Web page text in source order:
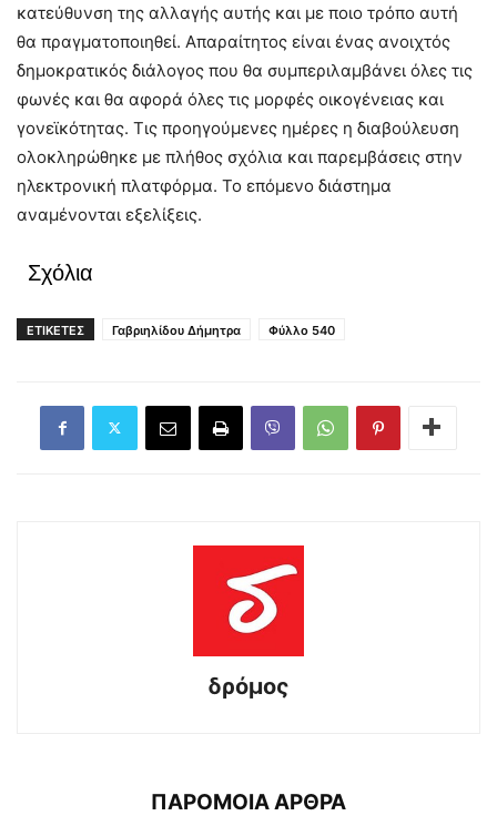
κατεύθυνση της αλλαγής αυτής και με ποιο τρόπο αυτή
θα πραγματοποιηθεί. Απαραίτητος είναι ένας ανοιχτός
δημοκρατικός διάλογος που θα συμπεριλαμβάνει όλες τις
φωνές και θα αφορά όλες τις μορφές οικογένειας και
γονεϊκότητας. Τις προηγούμενες ημέρες η διαβούλευση
ολοκληρώθηκε με πλήθος σχόλια και παρεμβάσεις στην
ηλεκτρονική πλατφόρμα. Το επόμενο διάστημα
αναμένονται εξελίξεις.
Σχόλια
ΕΤΙΚΕΤΕΣ Γαβριηλίδου Δήμητρα Φύλλο 540
δρόμος
ΠΑΡΟΜΟΙΑ ΑΡΘΡΑ